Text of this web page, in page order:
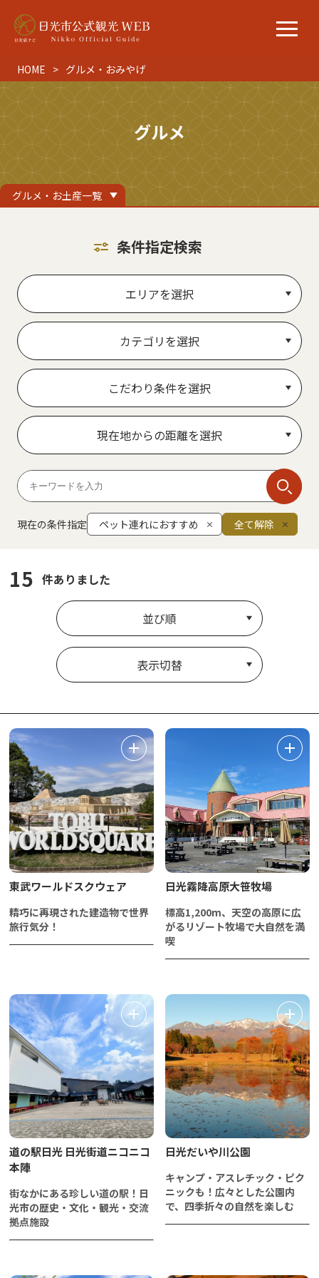
HOME グルメ・おみやげ
グルメ
グルメ・お土産一覧
条件指定検索
エリアを選択
カテゴリを選択
こだわり条件を選択
現在地からの距離を選択
現在の条件指定 ペット連れにおすすめ 全て解除
15 件ありました
並び順
表示切替
東武ワールドスクウェア
精巧に再現された建造物で世界
旅行気分！
日光霧降高原大笹牧場
標高1,200m、天空の高原に広
がるリゾート牧場で大自然を満
喫
道の駅日光 日光街道ニコニコ
本陣
街なかにある珍しい道の駅！日
光市の歴史・文化・観光・交流
拠点施設
日光だいや川公園
キャンプ・アスレチック・ピク
ニックも！広々とした公園内
で、四季折々の自然を楽しむ